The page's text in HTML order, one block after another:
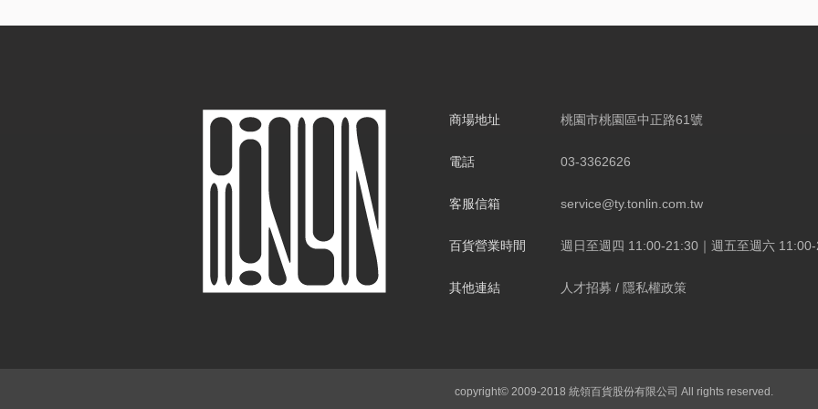
商場地址
電話
客服信箱
百貨營業時間
其他連結
桃園市桃園區中正路61號
03-3362626
service@ty.tonlin.com.tw
週日至週四 11:00-21:30｜週五至週六
人才招募 / 隱私權政策
copyright© 2009-2018 統領百貨股份有限公司 All rights reserved.